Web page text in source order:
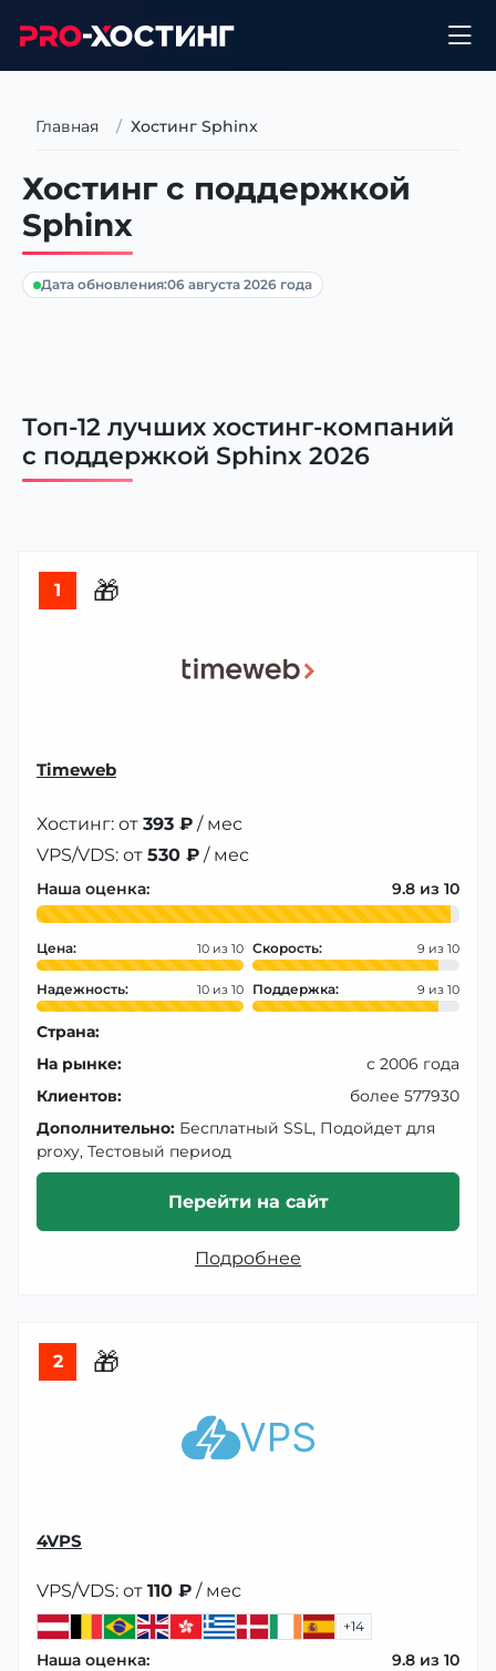
Главная Хостинг Sphinx
Хостинг с поддержкой
Sphinx
Дата обновления:06 августа 2026 года
Топ-12 лучших хостинг-компаний
с поддержкой Sphinx 2026
1 🎁
Timeweb
Хостинг: от 393 ₽ / мес
VPS/VDS: от 530 ₽ / мес
Наша оценка: 9.8
Цена: 10 Скорость: 9
Надежность: 10 Поддержка: 9
Страна:
На рынке:
с 2006 года
Клиентов:
более 577930
Дополнительно: Бесплатный SSL, Подойдет для
proxy, Тестовый период
Перейти на сайт
Подробнее
2 🎁
4VPS
VPS/VDS: от 110 ₽ / мес
+14
Наша оценка: 9.8